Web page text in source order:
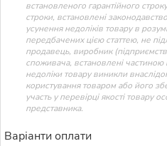
встановленого гарантійного
строки, встановлені
усунення недоліків товару в
передбачених цією статтею, не
продавець, виробник
споживача, встановлені частиною
недоліки товару виникли
користування товаром або його
участь у перевірці якості товару
представника.
Варіанти оплати